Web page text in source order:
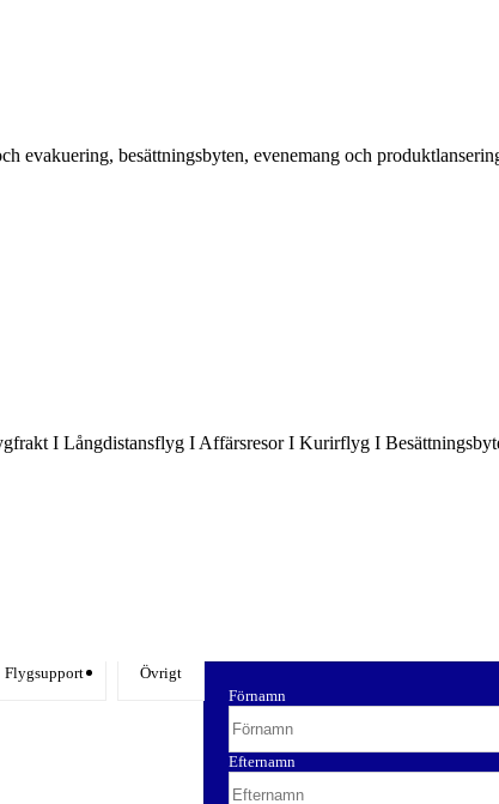
evakuering, besättningsbyten, evenemang och
I Långdistansflyg I Affärsresor I Kurirflyg I
Flygsupport
Övrigt
Förnamn
Efternamn